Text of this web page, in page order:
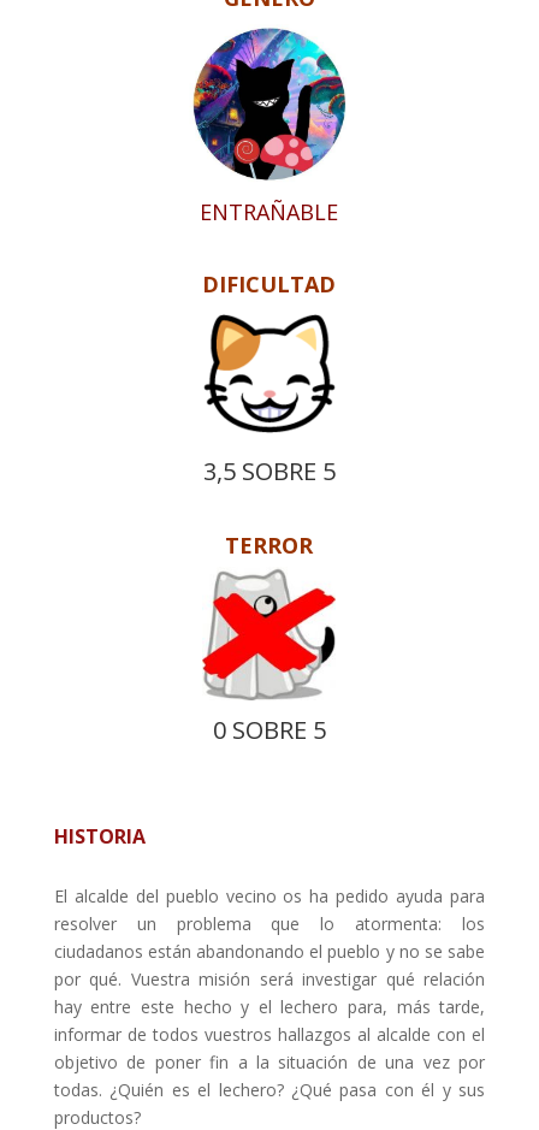
ENTRAÑABLE
DIFICULTAD
3,5 SOBRE 5
TERROR
0 SOBRE 5
HISTORIA
El alcalde del pueblo vecino os ha pedido ayuda para
resolver un problema que lo atormenta: los
ciudadanos están abandonando el pueblo y no se sabe
por qué. Vuestra misión será investigar qué relación
hay entre este hecho y el lechero para, más tarde,
informar de todos vuestros hallazgos al alcalde con el
objetivo de poner fin a la situación de una vez por
todas. ¿Quién es el lechero? ¿Qué pasa con él y sus
productos?